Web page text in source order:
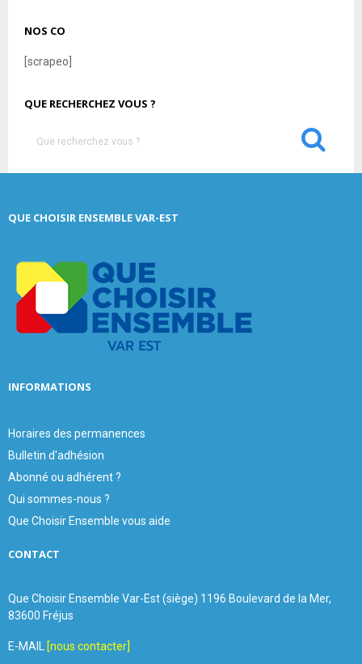
NOS CO
[scrapeo]
QUE RECHERCHEZ VOUS ?
h
S
QUE CHOISIR ENSEMBLE VAR-EST
INFORMATIONS
Horaires des permanences
Bulletin d'adhésion
Abonné ou adhérent ?
Qui sommes-nous ?
Que Choisir Ensemble vous aide
CONTACT
Que Choisir Ensemble Var-Est (siège) 1196 Boulevard de la Mer,
83600 Fréjus
E-MAIL [nous contacter]